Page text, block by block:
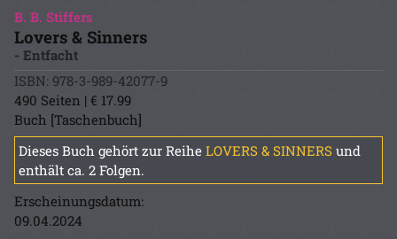
B. B. Stiffers
Lovers & Sinners
- Entfacht
ISBN: 978-3-989-42077-9
490 Seiten | € 17.99
Buch [Taschenbuch]
Dieses Buch gehört zur Reihe LOVERS & SINNERS und
enthält ca. 2 Folgen.
Erscheinungsdatum:
09.04.2024